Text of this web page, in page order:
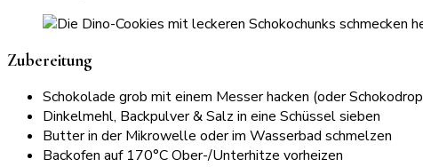
Zubereitung
Schokolade grob mit einem Messer hacken (oder
Dinkelmehl, Backpulver & Salz in eine Schüssel sieben
Butter in der Mikrowelle oder im Wasserbad schmelzen
Backofen auf 170°C Ober-/Unterhitze vorheizen